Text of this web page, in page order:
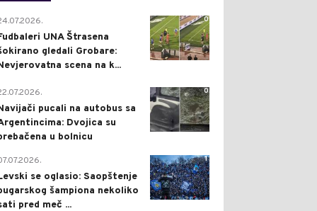
0
UNA Štrasena
gledali Grobare:
scena na k...
0
pucali na autobus sa
Dvojica su
u bolnicu
1
se oglasio: Saopštenje
šampiona nekoliko
pred meč ...